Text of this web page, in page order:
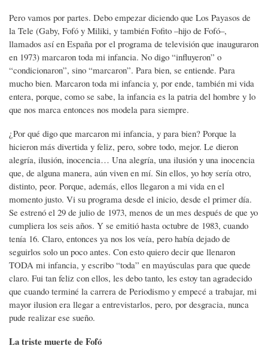
Pero vamos por partes. Debo empezar diciendo que Los Payasos de
la Tele (Gaby, Fofó y Miliki, y también Fofito –hijo de Fofó–,
llamados así en España por el programa de televisión que inauguraron
en 1973) marcaron toda mi infancia. No digo “influyeron” o
“condicionaron”, sino “marcaron”. Para bien, se entiende. Para
mucho bien. Marcaron toda mi infancia y, por ende, también mi vida
entera, porque, como se sabe, la infancia es la patria del hombre y lo
que nos marca entonces nos modela para siempre.
¿Por qué digo que marcaron mi infancia, y para bien? Porque la
hicieron más divertida y feliz, pero, sobre todo, mejor. Le dieron
alegría, ilusión, inocencia… Una alegría, una ilusión y una inocencia
que, de alguna manera, aún viven en mí. Sin ellos, yo hoy sería otro,
distinto, peor. Porque, además, ellos llegaron a mi vida en el
momento justo. Vi su programa desde el inicio, desde el primer día.
Se estrenó el 29 de julio de 1973, menos de un mes después de que yo
cumpliera los seis años. Y se emitió hasta octubre de 1983, cuando
tenía 16. Claro, entonces ya nos los veía, pero había dejado de
seguirlos solo un poco antes. Con esto quiero decir que llenaron
TODA mi infancia, y escribo “toda” en mayúsculas para que quede
claro. Fui tan feliz con ellos, les debo tanto, les estoy tan agradecido
que cuando terminé la carrera de Periodismo y empecé a trabajar, mi
mayor ilusion era llegar a entrevistarlos, pero, por desgracia, nunca
pude realizar ese sueño.
La triste muerte de Fofó